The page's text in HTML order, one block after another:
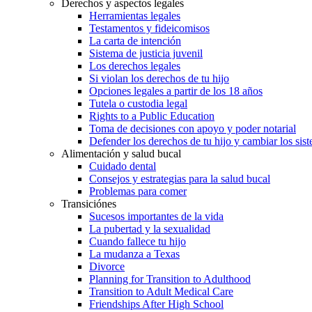
Derechos y aspectos legales
Herramientas legales
Testamentos y fideicomisos
La carta de intención
Sistema de justicia juvenil
Los derechos legales
Si violan los derechos de tu hijo
Opciones legales a partir de los 18 años
Tutela o custodia legal
Rights to a Public Education
Toma de decisiones con apoyo y poder notarial
Defender los derechos de tu hijo y cambiar los
Alimentación y salud bucal
Cuidado dental
Consejos y estrategias para la salud bucal
Problemas para comer
Transiciónes
Sucesos importantes de la vida
La pubertad y la sexualidad
Cuando fallece tu hijo
La mudanza a Texas
Divorce
Planning for Transition to Adulthood
Transition to Adult Medical Care
Friendships After High School